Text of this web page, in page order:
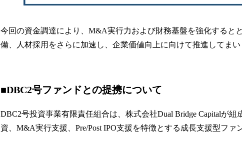
今回の資金調達により、M&A実行力および財務基盤を強化すると
備、人材採用をさらに加速し、企業価値向上に向けて推進してまい
■DBC2号ファンドとの提携について
DBC2号投資事業有限責任組合は、株式会社Dual Bridge Capitalが
資、M&A実行支援、Pre/Post IPO支援を特徴とする成長支援型ファ